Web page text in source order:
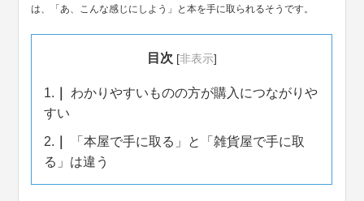
は、「あ、こんな感じにしよう」と本を手に取られるそうです。
目次 [非表示]
1.
わかりやすいものの方が購入につながりや
すい
2.
「本屋で手に取る」と「雑貨屋で手に取
る」は違う